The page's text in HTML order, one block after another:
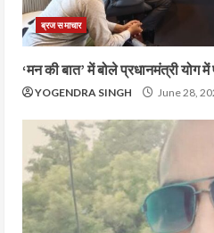
ब्रज समाचार
‘मन की बात’ में बोले प्रधानमंत्री योग
YOGENDRA SINGH June 28,